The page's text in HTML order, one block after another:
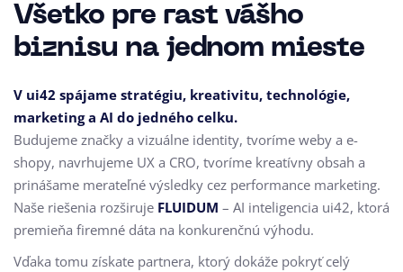
Všetko pre rast vášho
biznisu na jednom mieste
V ui42 spájame stratégiu, kreativitu, technológie,
marketing a AI do jedného celku.
Budujeme značky a vizuálne identity, tvoríme weby a e-
shopy, navrhujeme UX a CRO, tvoríme kreatívny obsah a
prinášame merateľné výsledky cez performance marketing.
Naše riešenia rozširuje FLUIDUM – AI inteligencia ui42, ktorá
premieňa firemné dáta na konkurenčnú výhodu.
Vďaka tomu získate partnera, ktorý dokáže pokryť celý